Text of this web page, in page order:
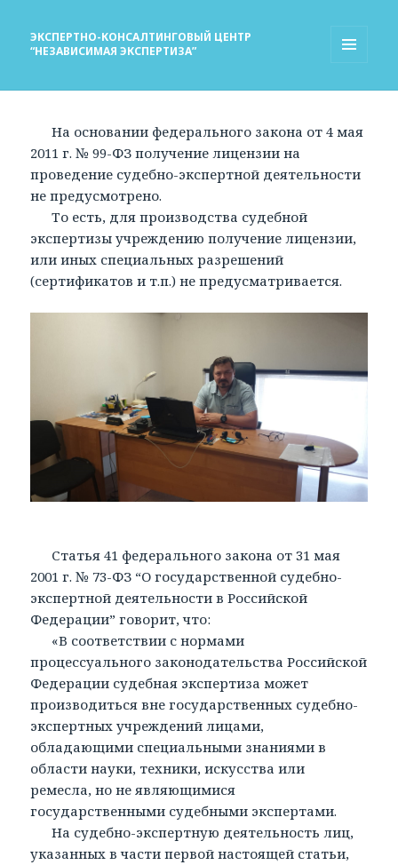
ЭКСПЕРТНО-КОНСАЛТИНГОВЫЙ ЦЕНТР
“НЕЗАВИСИМАЯ ЭКСПЕРТИЗА”
На основании федерального закона от 4 мая
2011 г. № 99-ФЗ получение лицензии на
проведение судебно-экспертной деятельности
не предусмотрено.
То есть, для производства судебной
экспертизы учреждению получение лицензии,
или иных специальных разрешений
(сертификатов и т.п.) не предусматривается.
Статья 41 федерального закона от 31 мая
2001 г. № 73-ФЗ “О государственной судебно-
экспертной деятельности в Российской
Федерации” говорит, что:
«В соответствии с нормами
процессуального законодательства Российской
Федерации судебная экспертиза может
производиться вне государственных судебно-
экспертных учреждений лицами,
обладающими специальными знаниями в
области науки, техники, искусства или
ремесла, но не являющимися
государственными судебными экспертами.
На судебно-экспертную деятельность лиц,
указанных в части первой настоящей статьи,